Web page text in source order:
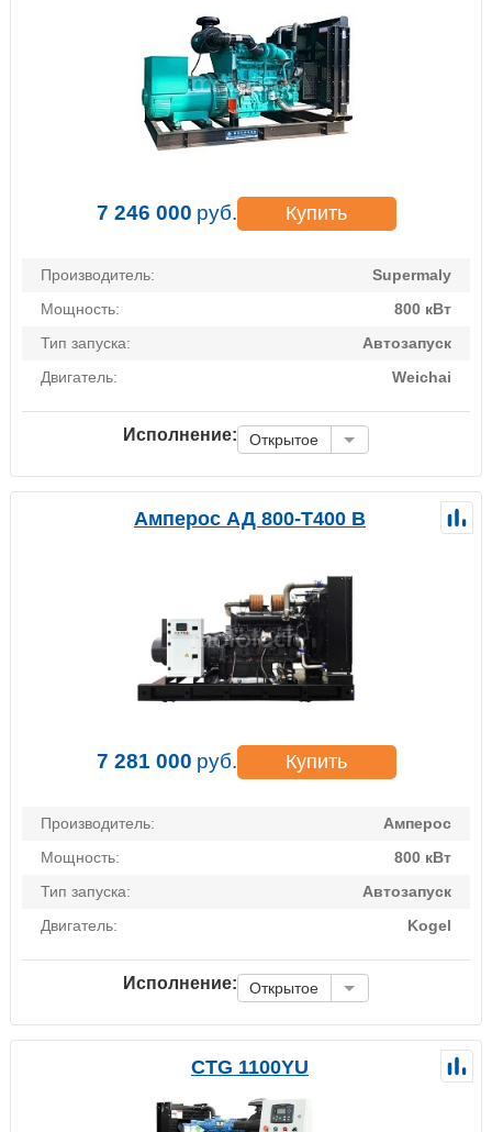
7 246 000 руб. Купить
Производитель:
Supermaly
Мощность:
800 кВт
Тип запуска:
Автозапуск
Двигатель:
Weichai
Исполнение: Открытое
Амперос АД 800-Т400 B
7 281 000 руб. Купить
Производитель:
Амперос
Мощность:
800 кВт
Тип запуска:
Автозапуск
Двигатель:
Kogel
Исполнение: Открытое
CTG 1100YU